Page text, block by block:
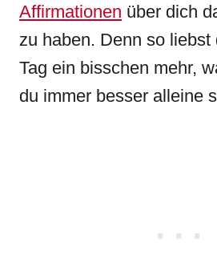
Affirmationen über dich
zu haben. Denn so liebst
Tag ein bisschen mehr,
du immer besser alleine